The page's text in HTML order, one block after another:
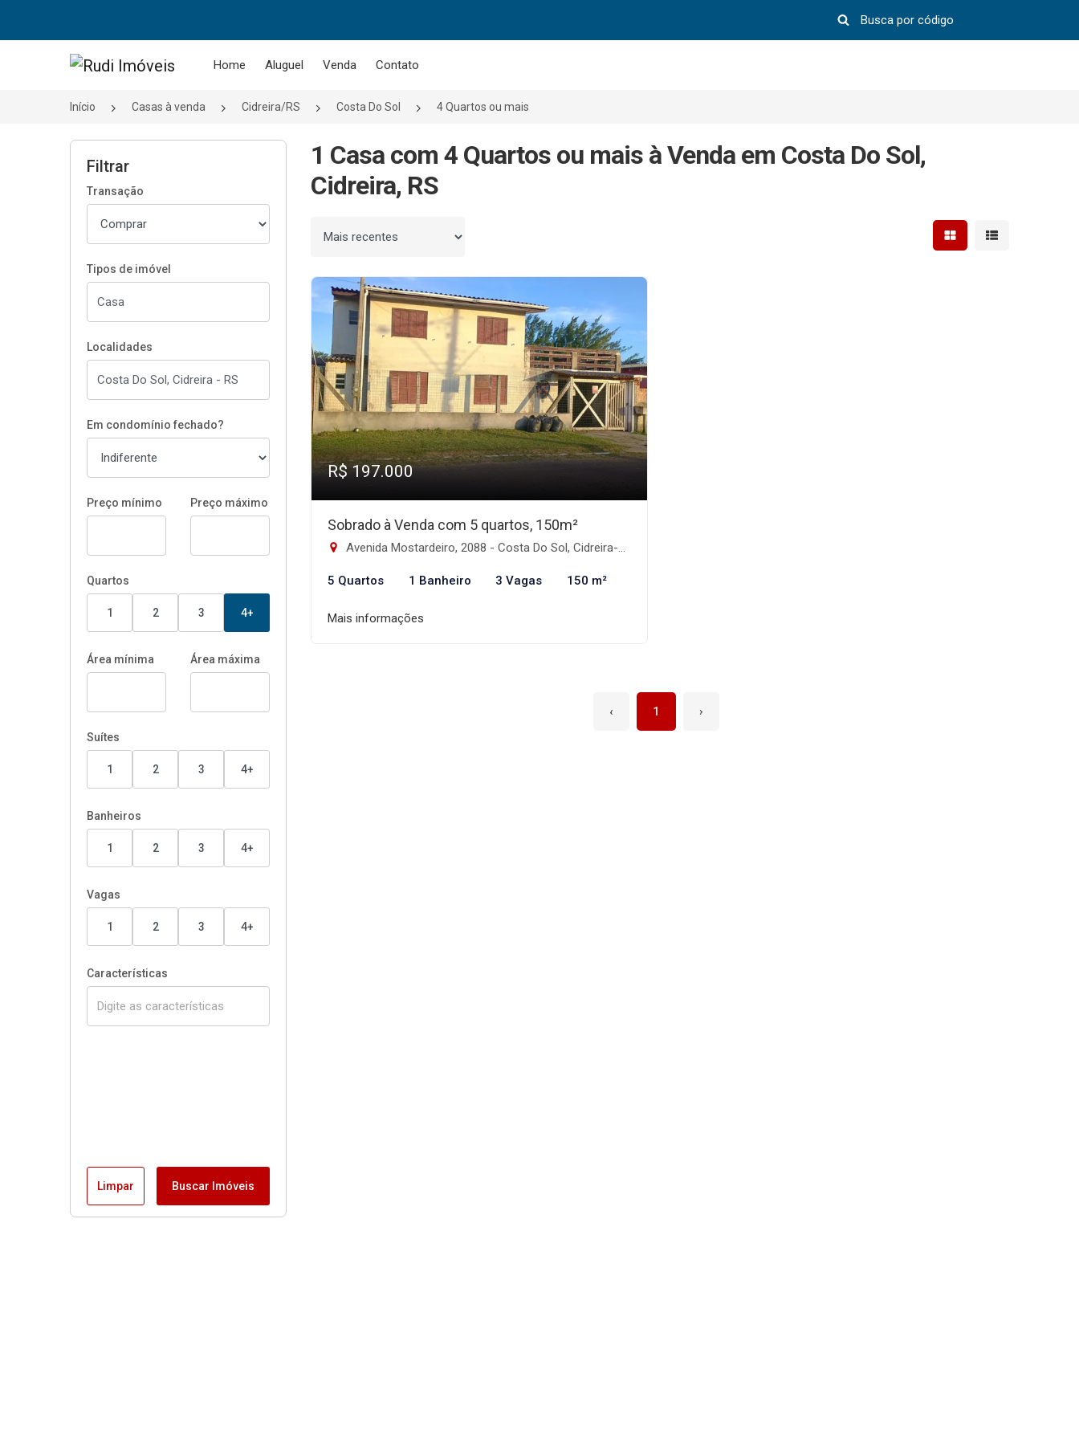
Página inicial Home Aluguel Venda Contato
Início Casas à venda Cidreira/RS Costa Do Sol 4 Quartos ou mais
Filtrar
Transação
Tipos de imóvel
Localidades
Em condomínio fechado?
Preço mínimo Preço máximo
Quartos
1 2 3 4+
Área mínima Área máxima
Suítes
1 2 3 4+
Banheiros
1 2 3 4+
Vagas
1 2 3 4+
Características
Limpar Buscar Imóveis
1 Casa com 4 Quartos ou mais à Venda em Costa Do Sol,
Cidreira, RS
Ordenar por Mostrar resultados em
Mostrar
R$ 197.000
Sobrado à Venda com 5 quartos, 150m²
Avenida Mostardeiro, 2088 - Costa Do Sol, Cidreira-RS
5 Quartos 1 Banheiro 3 Vagas 150 m²
Mais informações
‹ 1 ›